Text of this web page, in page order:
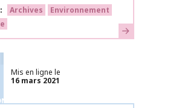
Archives
Environnement
En savoir plus
Mis en ligne le
16 mars 2021